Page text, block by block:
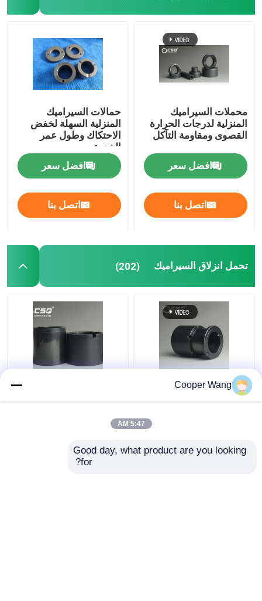
محملات السيراميك
المنزلية لدرجات الحرارة
القصوى ومقاومة التآكل
افضل سعر
اتصل بنا
حمالات السيراميك
المنزلية السهلة لخفض
الاحتكاك وطول عمر
الخدمة
افضل سعر
اتصل بنا
تحمل انزلاق السيراميك (202)
المضخات مصنعي محامل
انزلاقية من السيراميك
الضغط كربيد السيليكون
متكلس
Cooper Wang
5:47 AM
Good day, what product are you looking
for?